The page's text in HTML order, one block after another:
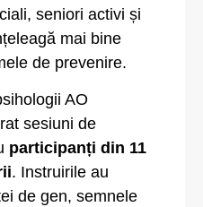
seniori activi și
mai bine
de prevenire.
AO
sesiuni de
participanți din 11
. Instruirile au
de gen, semnele